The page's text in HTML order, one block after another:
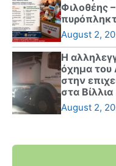
Φιλοθέης
August 2,
Η
όχημα του
στην
στα Βίλλια
August 2,